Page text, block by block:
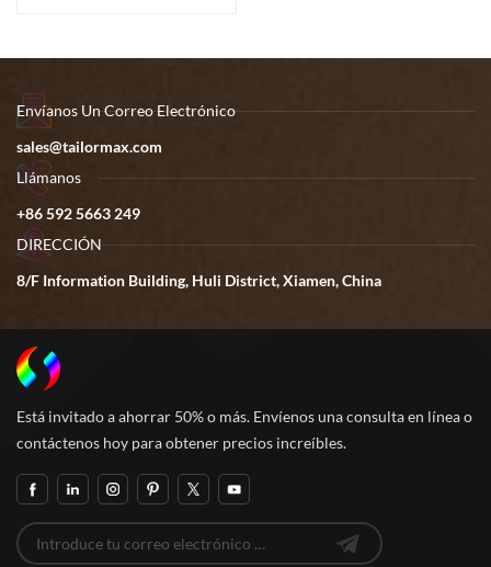
Envíanos Un Correo Electrónico
sales@tailormax.com
Llámanos
+86 592 5663 249
DIRECCIÓN
8/F Information Building, Huli District, Xiamen, China
Está invitado a ahorrar 50% o más. Envíenos una consulta en línea o
contáctenos hoy para obtener precios increíbles.